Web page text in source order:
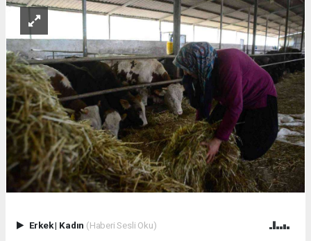
Erkek| Kadın (Haberi Sesli Oku)